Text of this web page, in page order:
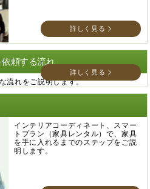
詳しく見る
頼する流れ
流れをご説明します。
詳しく見る
インテリアコーディネート、スマー
トプラン（家具レンタル）で、家具
を手に入れるまでのステップをご説
明します。